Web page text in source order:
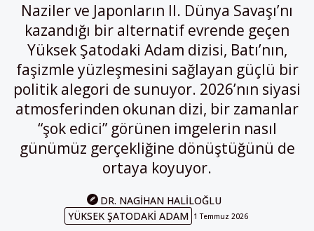
Naziler ve Japonların II. Dünya Savaşı’nı
kazandığı bir alternatif evrende geçen
Yüksek Şatodaki Adam dizisi, Batı’nın,
faşizmle yüzleşmesini sağlayan güçlü bir
politik alegori de sunuyor. 2026’nın siyasi
atmosferinden okunan dizi, bir zamanlar
“şok edici” görünen imgelerin nasıl
günümüz gerçekliğine dönüştüğünü de
ortaya koyuyor.
DR. NAGIHAN HALILOĞLU
YÜKSEK ŞATODAKI ADAM 1 Temmuz 2026